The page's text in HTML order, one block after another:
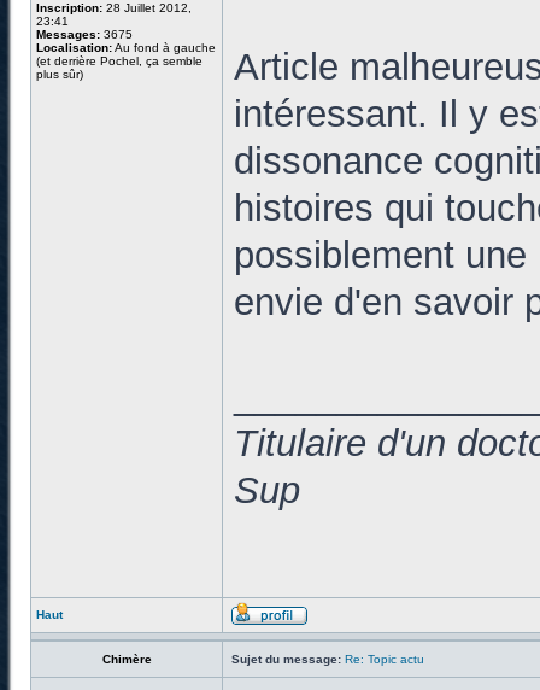
Inscription: 28 Juillet 2012,
23:41
Messages: 3675
Localisation:Au fond à gauche
(et derrière Pochel, ça semble
plus sûr)
Article
intéressant. Il y
dissonance
histoires qui
possiblement
envie d'en savoir
Titulaire d'un
Sup
Haut
Chimère Sujet du message: Re: Topic actu